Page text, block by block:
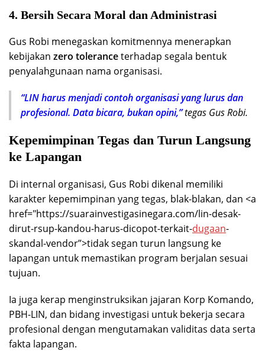
4. Bersih Secara Moral dan Administrasi
Gus Robi menegaskan komitmennya menerapkan
kebijakan zero toleranceterhadap segala bentuk
penyalahgunaan nama organisasi.
“LIN harus menjadi contoh organisasi yang lurus dan
profesional. Data bicara, bukan opini,”tegas Gus Robi.
Kepemimpinan Tegas dan Turun Langsung
ke Lapangan
Di internal organisasi, Gus Robi dikenal memiliki
karakter kepemimpinan yang tegas, blak-blakan, dan <a
href="https://suarainvestigasinegara.com/lin-desak-
dirut-rsup-kandou-harus-dicopot-terkait-dugaan-
skandal-vendor”>tidak segan turun langsung ke
lapangan untuk memastikan program berjalan sesuai
tujuan.
Ia juga kerap menginstruksikan jajaran Korp Komando,
PBH-LIN, dan bidang investigasi untuk bekerja secara
profesional dengan mengutamakan validitas data serta
fakta lapangan.